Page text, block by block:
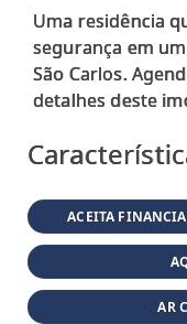
Uma residência
segurança em
São Carlos.
ACEITA
AR